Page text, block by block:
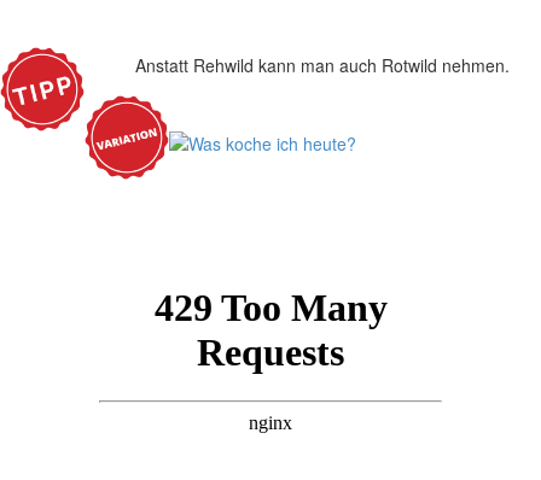
Anstatt Rehwild kann man auch Rotwild nehmen.